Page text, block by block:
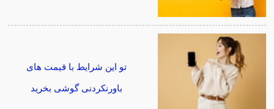
تو این شرایط با قیمت های
باورنکردنی گوشی بخرید